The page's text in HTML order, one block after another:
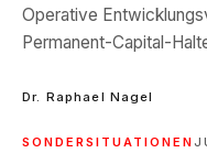
Operative
Permanent-Capital-
Dr. Raphael Nagel
SONDERSITUATIONEN